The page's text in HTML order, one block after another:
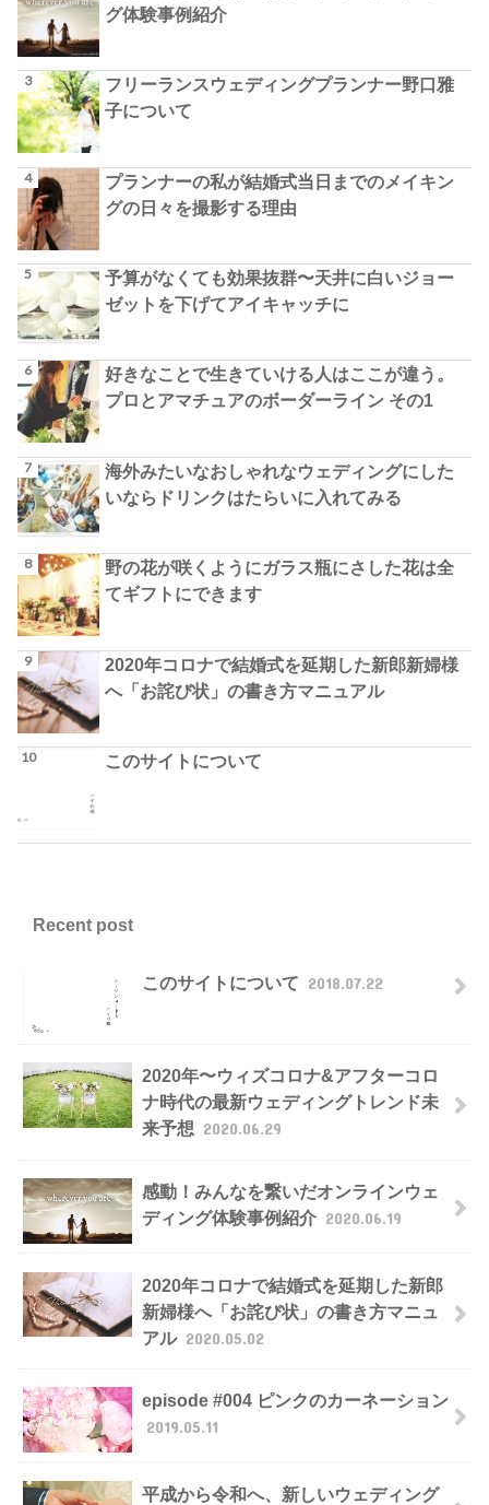
グ体験事例紹介
フリーランスウェディングプランナー野口雅
子について
プランナーの私が結婚式当日までのメイキン
グの日々を撮影する理由
予算がなくても効果抜群〜天井に白いジョー
ゼットを下げてアイキャッチに
好きなことで生きていける人はここが違う。
プロとアマチュアのボーダーライン その1
海外みたいなおしゃれなウェディングにした
いならドリンクはたらいに入れてみる
野の花が咲くようにガラス瓶にさした花は全
てギフトにできます
2020年コロナで結婚式を延期した新郎新婦様
へ「お詫び状」の書き方マニュアル
このサイトについて
Recent post
このサイトについて 2018.07.22
2020年〜ウィズコロナ&アフターコロ
ナ時代の最新ウェディングトレンド未
来予想 2020.06.29
感動！みんなを繋いだオンラインウェ
ディング体験事例紹介 2020.06.19
2020年コロナで結婚式を延期した新郎
新婦様へ「お詫び状」の書き方マニュ
アル 2020.05.02
episode #004 ピンクのカーネーション
2019.05.11
平成から令和へ、新しいウェディング